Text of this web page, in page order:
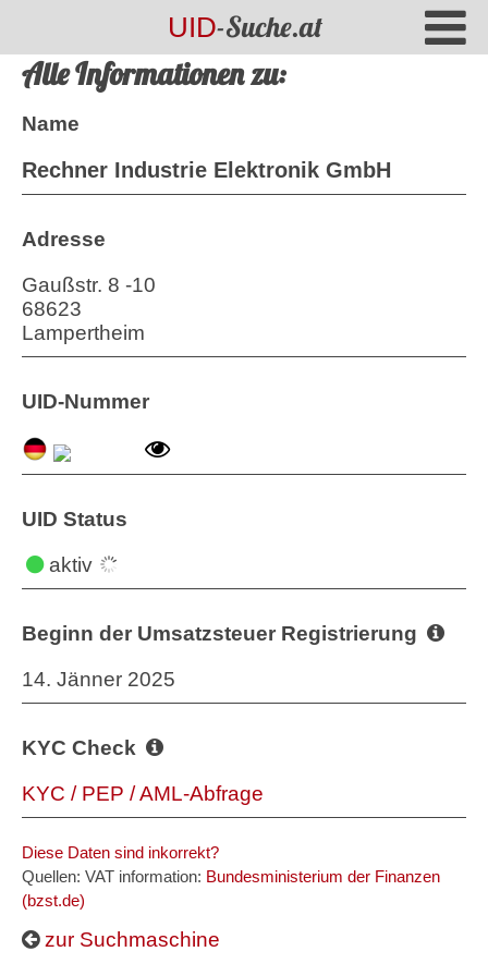
UID-Suche.at
Alle Informationen zu:
Name
Rechner Industrie Elektronik GmbH
Adresse
Gaußstr. 8 -10
68623
Lampertheim
UID-Nummer
UID Status
aktiv
Beginn der Umsatzsteuer Registrierung
14. Jänner 2025
KYC Check
KYC / PEP / AML-Abfrage
Diese Daten sind inkorrekt?
Quellen: VAT information: Bundesministerium der Finanzen
(bzst.de)
zur Suchmaschine